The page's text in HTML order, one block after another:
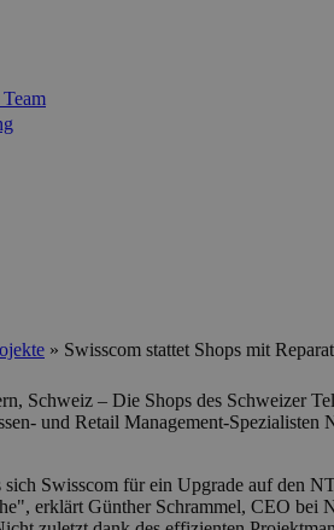
» Swisscom stattet Shops mit
Schweiz – Die Shops des Schweizer
und Retail Management-
sich Swisscom für ein Upgrade auf den
erklärt Günther Schrammel, CEO